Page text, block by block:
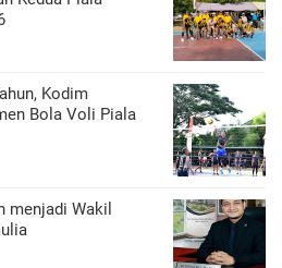
Kodim
Bola Voli Piala
menjadi Wakil